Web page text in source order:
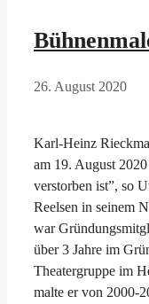
26. August 2020
Karl-Heinz
am 19. August
verstorben ist”, so
Reelsen in seinem
war
über 3 Jahre im
Theatergruppe im
malte er von 2000-